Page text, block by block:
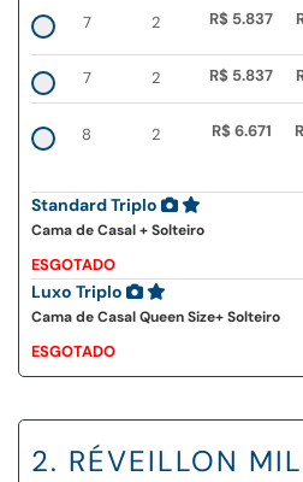
7 2 R$ 5.837
7 2 R$ 5.837
8 2 R$ 6.671
Standard Triplo
Cama de Casal + Solteiro
ESGOTADO
Luxo Triplo
Cama de Casal Queen Size+ Solteiro
ESGOTADO
2. RÉVEILLON